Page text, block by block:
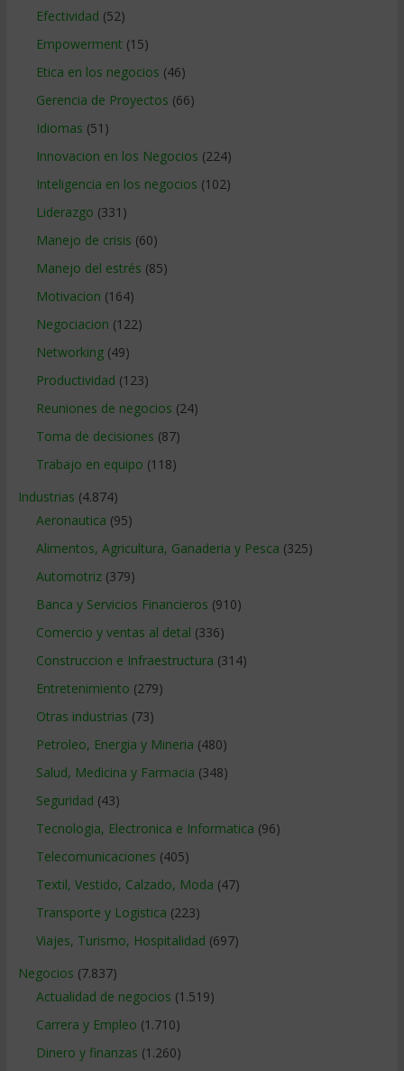
Efectividad (52)
Empowerment (15)
Etica en los negocios (46)
Gerencia de Proyectos (66)
Idiomas (51)
Innovacion en los Negocios (224)
Inteligencia en los negocios (102)
Liderazgo (331)
Manejo de crisis (60)
Manejo del estrés (85)
Motivacion (164)
Negociacion (122)
Networking(49)
Productividad (123)
Reuniones de negocios (24)
Toma de decisiones (87)
Trabajo en equipo (118)
Industrias (4.874)
Aeronautica (95)
Alimentos, Agricultura, Ganaderia y Pesca (325)
Automotriz(379)
Banca y Servicios Financieros (910)
Comercio y ventas al detal (336)
Construccion e Infraestructura (314)
Entretenimiento (279)
Otras industrias (73)
Petroleo, Energia y Mineria (480)
Salud, Medicina y Farmacia (348)
Seguridad (43)
Tecnologia, Electronica e Informatica (96)
Telecomunicaciones (405)
Textil, Vestido, Calzado, Moda (47)
Transporte y Logistica (223)
Viajes, Turismo, Hospitalidad (697)
Negocios (7.837)
Actualidad de negocios (1.519)
Carrera y Empleo (1.710)
Dinero y finanzas (1.260)